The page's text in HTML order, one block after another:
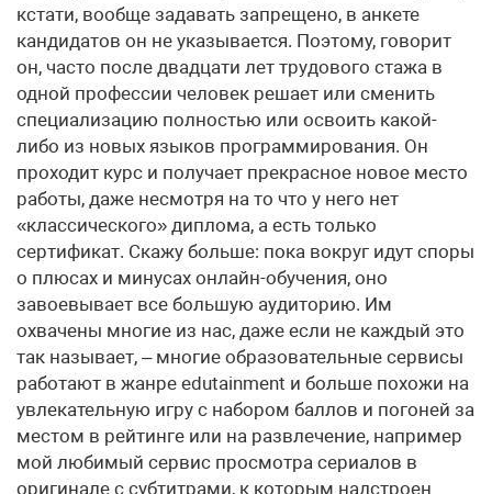
кстати, вообще задавать запрещено, в анкете
кандидатов он не указывается. Поэтому, говорит
он, часто после двадцати лет трудового стажа в
одной профессии человек решает или сменить
специализацию полностью или освоить какой-
либо из новых языков программирования. Он
проходит курс и получает прекрасное новое место
работы, даже несмотря на то что у него нет
«классического» диплома, а есть только
сертификат. Скажу больше: пока вокруг идут споры
о плюсах и минусах онлайн-обучения, оно
завоевывает все большую аудиторию. Им
охвачены многие из нас, даже если не каждый это
так называет, – многие образовательные сервисы
работают в жанре edutainment и больше похожи на
увлекательную игру с набором баллов и погоней за
местом в рейтинге или на развлечение, например
мой любимый сервис просмотра сериалов в
оригинале с субтитрами, к которым надстроен